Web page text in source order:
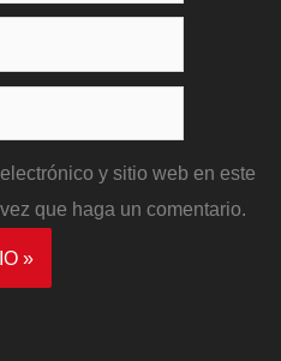
y sitio web en este
que haga un comentario.